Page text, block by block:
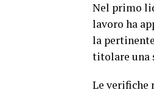
Nel primo
lavoro ha
la
titolare una
Le verifiche